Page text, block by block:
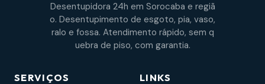
Desentupidora 24h em Sorocaba e regiã
o. Desentupimento de esgoto, pia, vaso,
ralo e fossa. Atendimento rápido, sem q
uebra de piso, com garantia.
SERVIÇOS LINKS